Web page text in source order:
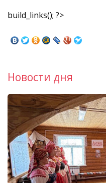
build_links(); ?>
Новости дня